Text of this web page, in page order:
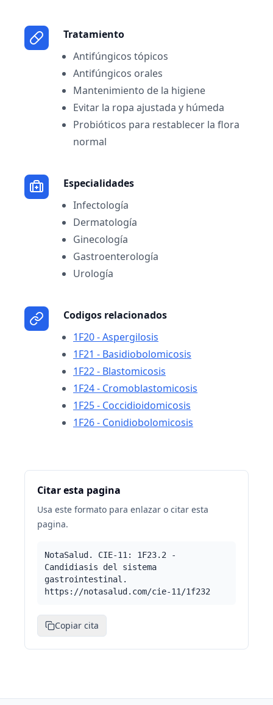
Tratamiento
Antifúngicos tópicos
Antifúngicos orales
Mantenimiento de la higiene
Evitar la ropa ajustada y húmeda
Probióticos para restablecer la flora
normal
Especialidades
Infectología
Dermatología
Ginecología
Gastroenterología
Urología
Codigos relacionados
1F20 - Aspergilosis
1F21 - Basidiobolomicosis
1F22 - Blastomicosis
1F24 - Cromoblastomicosis
1F25 - Coccidioidomicosis
1F26 - Conidiobolomicosis
Citar esta pagina
Usa este formato para enlazar o citar esta
pagina.
NotaSalud. CIE-11: 1F23.2 -
Candidiasis del sistema
gastrointestinal.
https://notasalud.com/cie-11/1f232
Copiar cita